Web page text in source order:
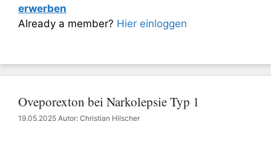
erwerben
Already a member? Hier einloggen
Oveporexton bei Narkolepsie Typ 1
19.05.2025 Autor: Christian Hilscher